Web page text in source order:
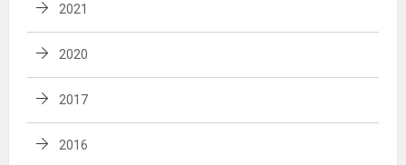
2021
2020
2017
2016